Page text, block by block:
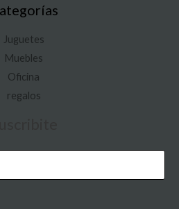
Juguetes
Muebles
Oficina
regalos